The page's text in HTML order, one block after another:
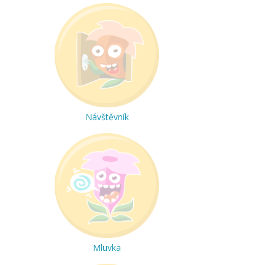
Návštěvník
Mluvka